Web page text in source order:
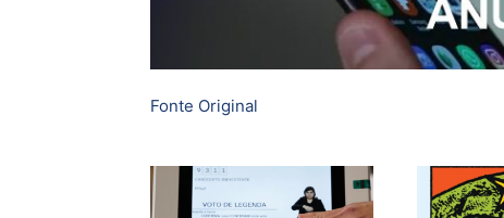
Fonte Original